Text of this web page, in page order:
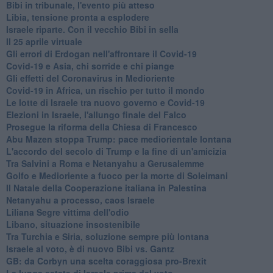
Bibi in tribunale, l'evento più atteso
Libia, tensione pronta a esplodere
Israele riparte. Con il vecchio Bibi in sella
Il 25 aprile virtuale
Gli errori di Erdogan nell'affrontare il Covid-19
Covid-19 e Asia, chi sorride e chi piange
Gli effetti del Coronavirus in Medioriente
Covid-19 in Africa, un rischio per tutto il mondo
Le lotte di Israele tra nuovo governo e Covid-19
Elezioni in Israele, l'allungo finale del Falco
Prosegue la riforma della Chiesa di Francesco
Abu Mazen stoppa Trump: pace mediorientale lontana
L'accordo del secolo di Trump e la fine di un'amicizia
Tra Salvini a Roma e Netanyahu a Gerusalemme
Golfo e Medioriente a fuoco per la morte di Soleimani
Il Natale della Cooperazione italiana in Palestina
Netanyahu a processo, caos Israele
Liliana Segre vittima dell'odio
Libano, situazione insostenibile
Tra Turchia e Siria, soluzione sempre più lontana
Israele al voto, è di nuovo Bibi vs. Gantz
GB: da Corbyn una scelta coraggiosa pro-Brexit